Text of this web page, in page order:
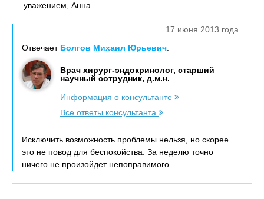
уважением, Анна.
17 июня 2013 года
Отвечает Болгов Михаил Юрьевич:
Врач хирург-эндокринолог, старший
научный сотрудник, д.м.н.
Информация о консультанте
Все ответы консультанта
Исключить возможность проблемы нельзя, но скорее
это не повод для беспокойства. За неделю точно
ничего не произойдет непоправимого.